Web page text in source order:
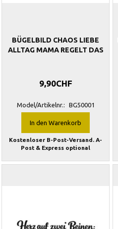
BÜGELBILD CHAOS LIEBE
ALLTAG MAMA REGELT DAS
9,90CHF
Model/Artikelnr.: BG50001
In den Warenkorb
Kostenloser B-Post-Versand. A-
Post & Express optional